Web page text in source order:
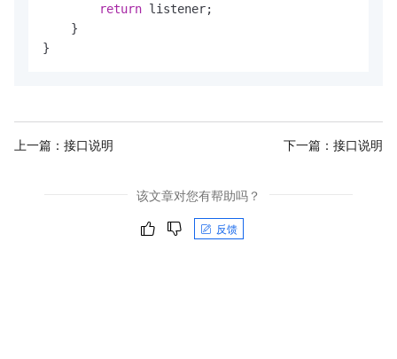
return listener;
    }
上一篇： 接口说明 下一篇： 接口说明
该文章对您有帮助吗？
反馈